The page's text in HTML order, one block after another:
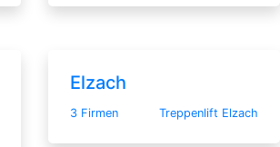
Elzach
3 Firmen Treppenlift Elzach